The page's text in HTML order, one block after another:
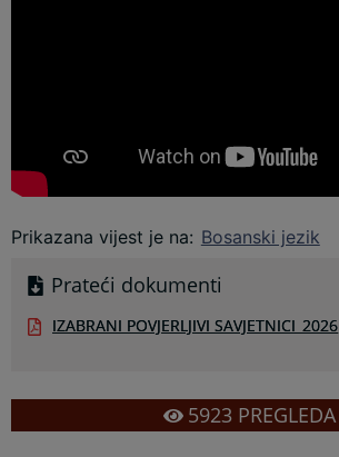
Prikazana vijest je na: Bosanski jezik
Prateći dokumenti
IZABRANI POVJERLJIVI SAVJETNICI_2026
5923PREGLEDA